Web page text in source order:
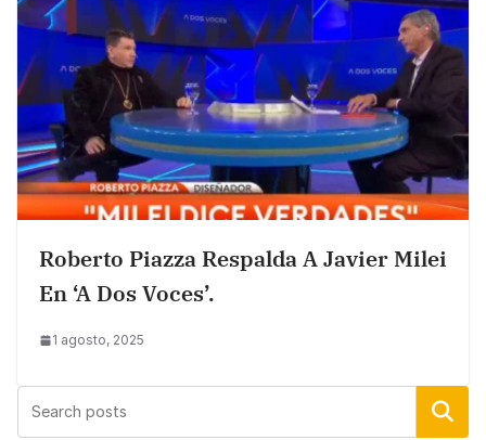
Roberto Piazza Respalda A Javier Milei
En ‘A Dos Voces’.
1 agosto, 2025
Buscar